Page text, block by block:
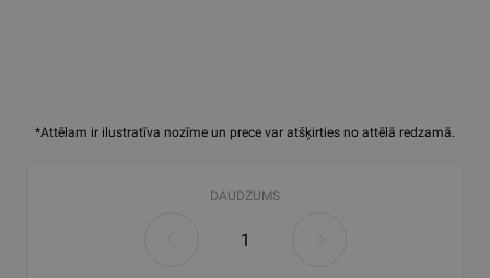
*Attēlam ir ilustratīva nozīme un prece var atšķirties no attēlā redzamā.
DAUDZUMS